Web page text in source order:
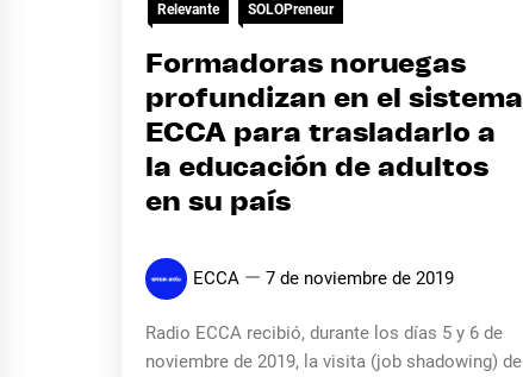
Relevante SOLOPreneur
Formadoras noruegas
profundizan en el sistema
ECCA para trasladarlo a
la educación de adultos
en su país
ECCA 7 de noviembre de 2019
Radio ECCA recibió, durante los días 5 y 6 de
noviembre de 2019, la visita (job shadowing) de